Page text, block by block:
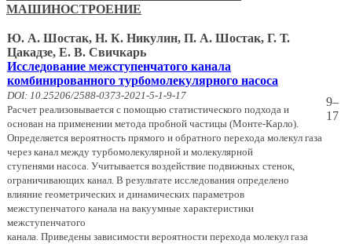
МАШИНОСТРОЕНИЕ
Ю. А. Шостак, Н. К. Никулин, П. А. Шостак, Г. Т.
Цакадзе, Е. В. Свичкарь
Исследование межступенчатого канала
комбинированного турбомолекулярного насоса
DOI: 10.25206/2588-0373-2021-5-1-9-17
Расчет реализовывается с помощью статистического подхода и
основан на применении метода пробной частицы (Монте-Карло).
Определяется вероятность прямого и обратного перехода молекул газа
через канал между турбомолекулярной и молекулярной
ступенями насоса. Учитывается воздействие подвижных стенок,
ограничивающих канал. В результате исследования определено
влияние геометрических и динамических параметров
межступенчатого канала на вакуумные характеристики
межступенчатого
канала. Приведены зависимости вероятности перехода молекул газа
9–
17